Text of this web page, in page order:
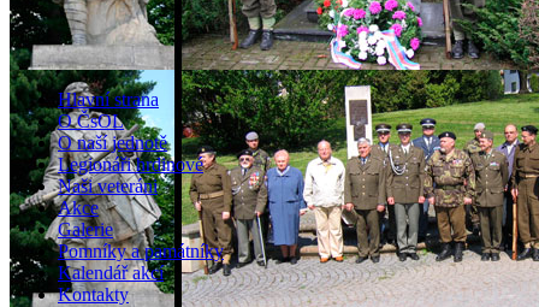
Hlavní strana
O ČsOL
O naší jednotě
Legionáři hrdinové
Naši veteráni
Akce
Galerie
Pomníky a památníky
Kalendář akcí
Kontakty